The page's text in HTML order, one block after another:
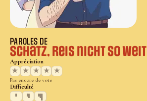
PAROLES DE
Schatz, reis nicht so weit
Appréciation
★
★ ★ ★ ★
Pas encore de vote
Difficulté